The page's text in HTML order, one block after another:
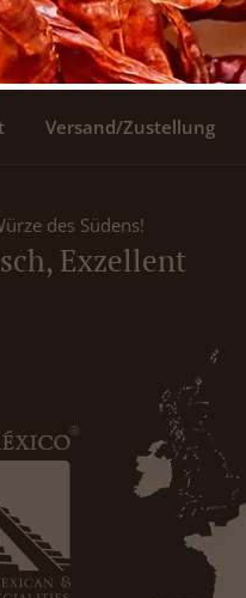
Versand/Zustellung
des Südens!
Exzellent